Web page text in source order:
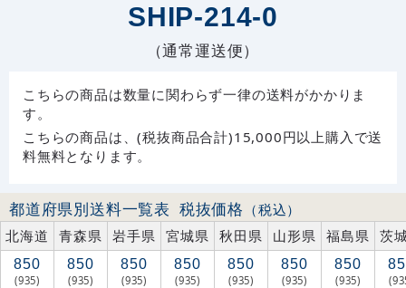
SHIP-214-0
（通常運送便）
こちらの商品は数量に関わらず一律の送料がかかりま
す。
こちらの商品は、(税抜商品合計)15,000円以上購入で送
料無料となります。
都道府県別送料一覧表 税抜価格 （税込）
北海道
青森県 岩手県 宮城県 秋田県 山形県 福島県 茨
850
(935)
850
(935)
850
(935)
850
(935)
850
(935)
850
(935)
850
(935)